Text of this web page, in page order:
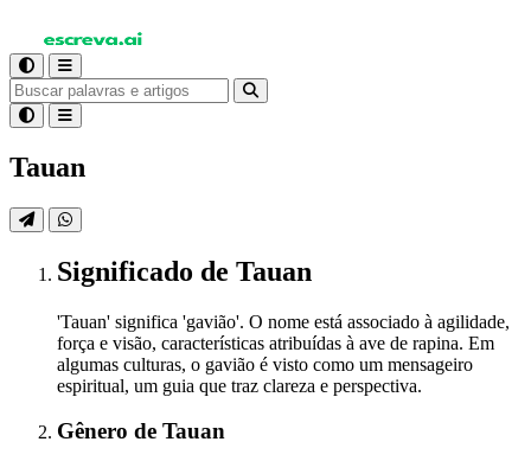
Tauan
Significado de Tauan
'Tauan' significa 'gavião'. O nome está associado à agilidade,
força e visão, características atribuídas à ave de rapina. Em
algumas culturas, o gavião é visto como um mensageiro
espiritual, um guia que traz clareza e perspectiva.
Gênero de Tauan